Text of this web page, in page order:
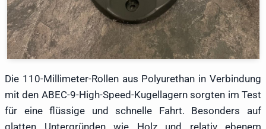
Die 110-Millimeter-Rollen aus Polyurethan in Verbindung
mit den ABEC-9-High-Speed-Kugellagern sorgten im Test
für eine flüssige und schnelle Fahrt. Besonders auf
glatten Untergründen wie Holz und relativ ebenem